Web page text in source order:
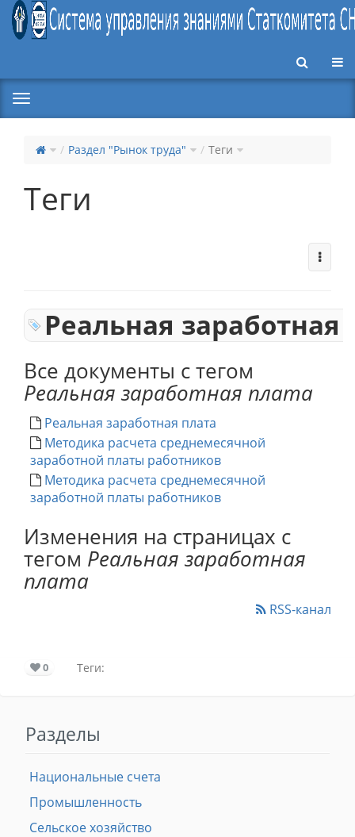
Раздел "Рынок труда" Теги
Теги
Реальная заработная
Все документы с тегом
Реальная заработная плата
Реальная заработная плата
Методика расчета среднемесячной
заработной платы работников
Методика расчета среднемесячной
заработной платы работников
Изменения на страницах с
тегом Реальная заработная
плата
RSS-канал
0 Теги:
Разделы
Национальные счета
Промышленность
Сельское хозяйство